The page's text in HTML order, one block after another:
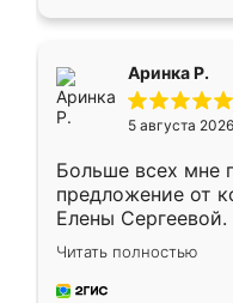
Аринка Р.
5 августа 2026
Больше всех мне
предложение от
Елены
короткие сроки
для замера
предложил по
Читать полностью